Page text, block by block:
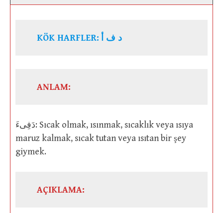
KÖK HARFLER: د ف أ
ANLAM:
دَفِىءَ: Sıcak olmak, ısınmak, sıcaklık veya ısıya
maruz kalmak, sıcak tutan veya ısıtan bir şey
giymek.
AÇIKLAMA: